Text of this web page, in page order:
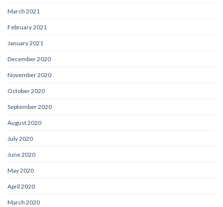
March 2021
February 2021
January 2021
December 2020
November 2020
October 2020
September 2020
August 2020
July 2020
June 2020
May 2020
April 2020
March 2020